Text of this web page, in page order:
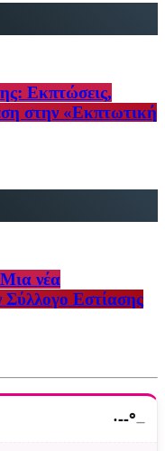
Εκπτώσεις,
στην «Εκπτωτική
νέα
Σύλλογο Εστίασης
·--°—